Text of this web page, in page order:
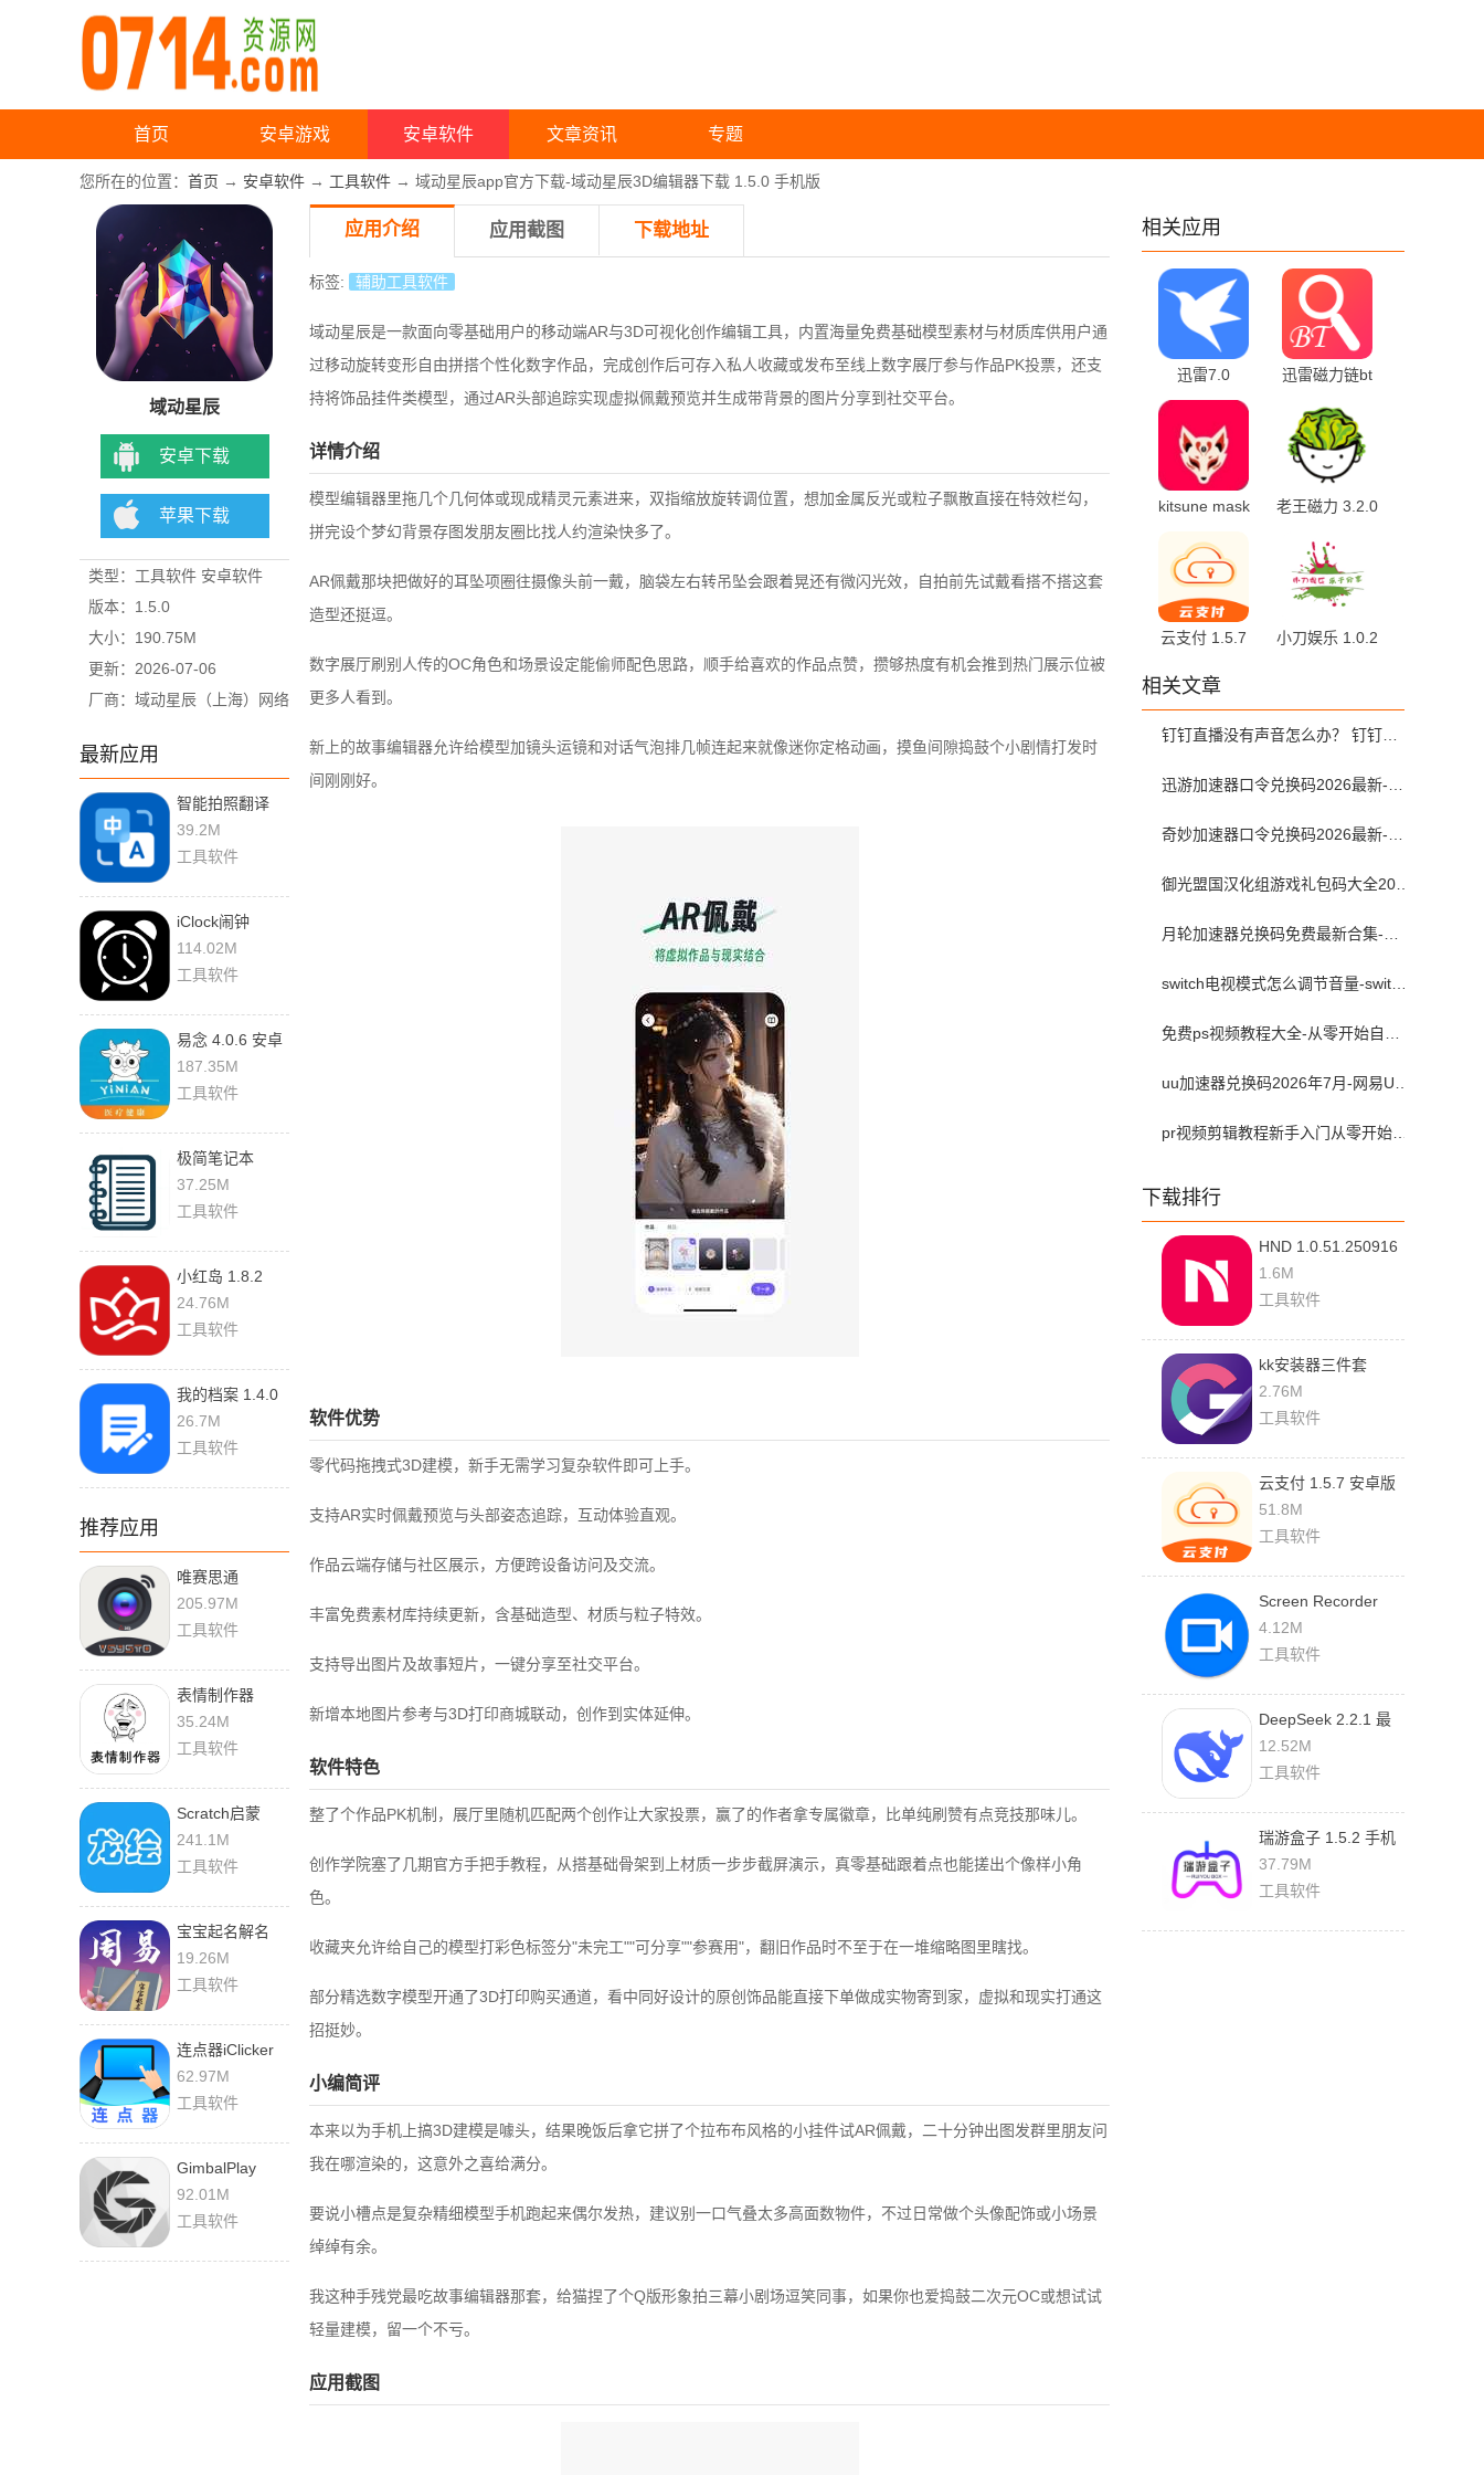
首页 安卓游戏 安卓软件 文章资讯 专题
您所在的位置： 首页 → 安卓软件 → 工具软件 → 域动星辰app官方下载-域动星辰3D编辑器下载 1.5.0 手机版
域动星辰
安卓下载
苹果下载
类型：工具软件 安卓软件
版本：1.5.0
大小：190.75M
更新：2026-07-06
厂商：域动星辰（上海）网络
最新应用
智能拍照翻译
1.2.7 安卓版
39.2M
工具软件
iClock闹钟
3.9.1.40 安卓版
114.02M
工具软件
易念 4.0.6 安卓
版
187.35M
工具软件
极简笔记本
1.9.5 安卓版
37.25M
工具软件
小红岛 1.8.2
24.76M
工具软件
我的档案 1.4.0
26.7M
工具软件
推荐应用
唯赛思通
11.0.34
205.97M
工具软件
表情制作器
2.0.3 安卓版
35.24M
工具软件
Scratch启蒙
6.0.0 安卓版
241.1M
工具软件
宝宝起名解名
V5.8.26.30150
安卓版
19.26M
工具软件
连点器iClicker
2.5.671 安卓版
62.97M
工具软件
GimbalPlay
2.5.52 最新版
92.01M
工具软件
应用介绍 应用截图 下载地址
标签: 辅助工具软件
域动星辰是一款面向零基础用户的移动端AR与3D可视化创作编辑工具，内置海量免费基础模型素材与材质库供用户通
过移动旋转变形自由拼搭个性化数字作品，完成创作后可存入私人收藏或发布至线上数字展厅参与作品PK投票，还支
持将饰品挂件类模型，通过AR头部追踪实现虚拟佩戴预览并生成带背景的图片分享到社交平台。
详情介绍
模型编辑器里拖几个几何体或现成精灵元素进来，双指缩放旋转调位置，想加金属反光或粒子飘散直接在特效栏勾，
拼完设个梦幻背景存图发朋友圈比找人约渲染快多了。
AR佩戴那块把做好的耳坠项圈往摄像头前一戴，脑袋左右转吊坠会跟着晃还有微闪光效，自拍前先试戴看搭不搭这套
造型还挺逗。
数字展厅刷别人传的OC角色和场景设定能偷师配色思路，顺手给喜欢的作品点赞，攒够热度有机会推到热门展示位被
更多人看到。
新上的故事编辑器允许给模型加镜头运镜和对话气泡排几帧连起来就像迷你定格动画，摸鱼间隙捣鼓个小剧情打发时
间刚刚好。
软件优势
零代码拖拽式3D建模，新手无需学习复杂软件即可上手。
支持AR实时佩戴预览与头部姿态追踪，互动体验直观。
作品云端存储与社区展示，方便跨设备访问及交流。
丰富免费素材库持续更新，含基础造型、材质与粒子特效。
支持导出图片及故事短片，一键分享至社交平台。
新增本地图片参考与3D打印商城联动，创作到实体延伸。
软件特色
整了个作品PK机制，展厅里随机匹配两个创作让大家投票，赢了的作者拿专属徽章，比单纯刷赞有点竞技那味儿。
创作学院塞了几期官方手把手教程，从搭基础骨架到上材质一步步截屏演示，真零基础跟着点也能搓出个像样小角
色。
收藏夹允许给自己的模型打彩色标签分"未完工""可分享""参赛用"，翻旧作品时不至于在一堆缩略图里瞎找。
部分精选数字模型开通了3D打印购买通道，看中同好设计的原创饰品能直接下单做成实物寄到家，虚拟和现实打通这
招挺妙。
小编简评
本来以为手机上搞3D建模是噱头，结果晚饭后拿它拼了个拉布布风格的小挂件试AR佩戴，二十分钟出图发群里朋友问
我在哪渲染的，这意外之喜给满分。
要说小槽点是复杂精细模型手机跑起来偶尔发热，建议别一口气叠太多高面数物件，不过日常做个头像配饰或小场景
绰绰有余。
我这种手残党最吃故事编辑器那套，给猫捏了个Q版形象拍三幕小剧场逗笑同事，如果你也爱捣鼓二次元OC或想试试
轻量建模，留一个不亏。
应用截图
相关应用
迅雷7.0
7.01.0.7000 安
迅雷磁力链bt
安卓版
kitsune mask
4 最新版
老王磁力 3.2.0
云支付 1.5.7
小刀娱乐 1.0.2
相关文章
下载排行
HND 1.0.51.250916
最新版
1.6M
工具软件
kk安装器三件套
2.5.0514 安卓版
2.76M
工具软件
云支付 1.5.7 安卓版
51.8M
工具软件
Screen Recorder
1.2.6.7 最新版
4.12M
工具软件
DeepSeek 2.2.1 最
新版
12.52M
工具软件
瑞游盒子 1.5.2 手机
版
37.79M
工具软件